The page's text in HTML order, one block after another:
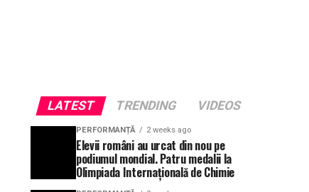
LATEST TRENDING VIDEOS
PERFORMANȚĂ 2 weeks ago
Elevii români au urcat din nou pe
podiumul mondial. Patru medalii la
Olimpiada Internațională de Chimie